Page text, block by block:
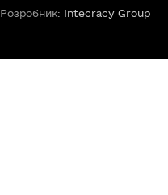
Розробник: Intecracy Group